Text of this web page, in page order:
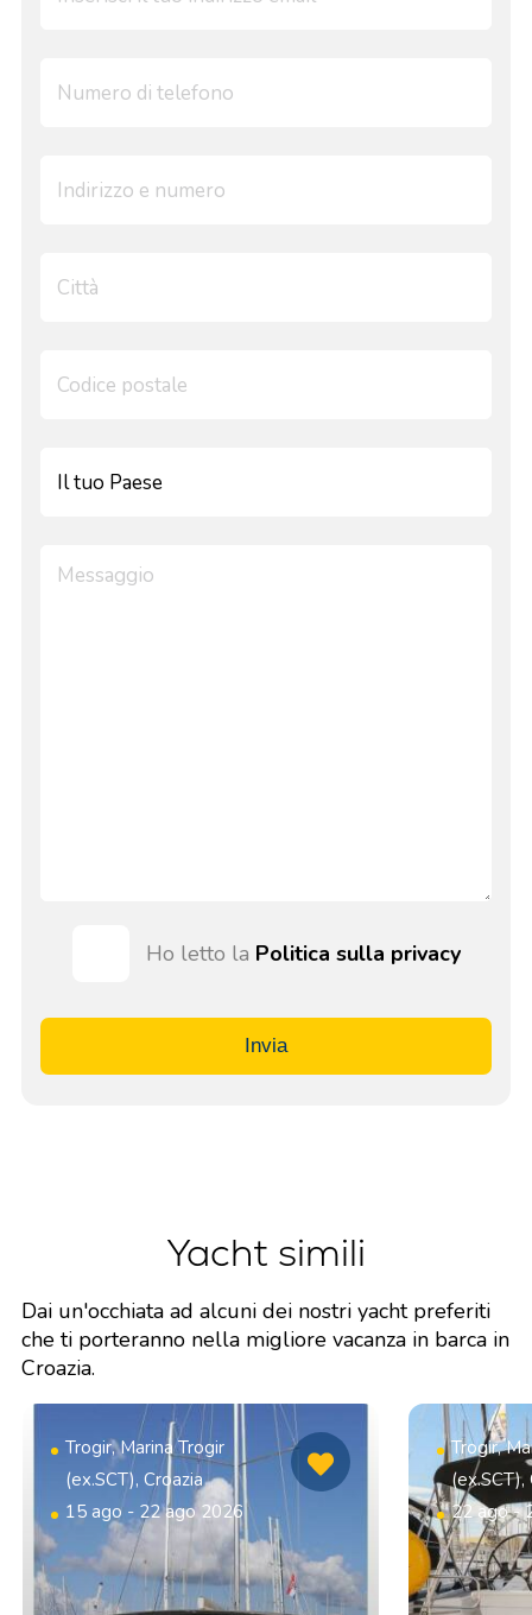
Ho letto la Politica sulla privacy
Invia
Yacht simili
Dai un'occhiata ad alcuni dei nostri yacht preferiti
che ti porteranno nella migliore vacanza in barca in
Croazia.
Trogir, Marina Trogir
(ex.SCT), Croazia
15 ago - 22 ago 2026
Trogir,
(ex.SCT),
22 ago -